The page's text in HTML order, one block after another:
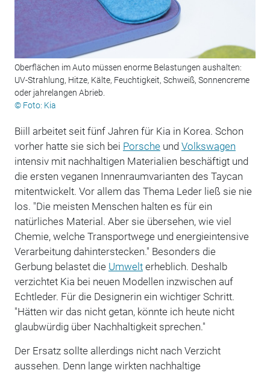
Oberflächen im Auto müssen enorme Belastungen aushalten:
UV-Strahlung, Hitze, Kälte, Feuchtigkeit, Schweiß, Sonnencreme
oder jahrelangen Abrieb.
© Foto: Kia
Biill arbeitet seit fünf Jahren für Kia in Korea. Schon
vorher hatte sie sich bei Porscheund Volkswagen
intensiv mit nachhaltigen Materialien beschäftigt und
die ersten veganen Innenraumvarianten des Taycan
mitentwickelt. Vor allem das Thema Leder ließ sie nie
los. "Die meisten Menschen halten es für ein
natürliches Material. Aber sie übersehen, wie viel
Chemie, welche Transportwege und energieintensive
Verarbeitung dahinterstecken." Besonders die
Gerbung belastet die Umwelterheblich. Deshalb
verzichtet Kia bei neuen Modellen inzwischen auf
Echtleder. Für die Designerin ein wichtiger Schritt.
"Hätten wir das nicht getan, könnte ich heute nicht
glaubwürdig über Nachhaltigkeit sprechen."
Der Ersatz sollte allerdings nicht nach Verzicht
aussehen. Denn lange wirkten nachhaltige